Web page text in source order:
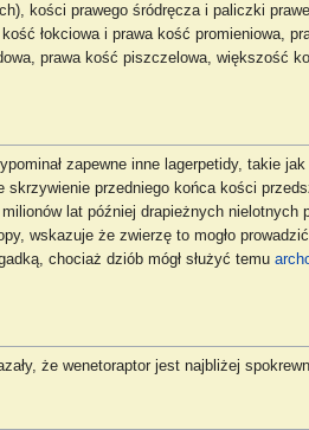
kości prawego śródręcza i paliczki
łokciowa i prawa kość promieniowa,
prawa kość piszczelowa, większość
zapewne inne lagerpetidy, takie jak
przedniego końca kości
lat później drapieżnych nielotnych
wskazuje że zwierzę to mogło
chociaż dziób mógł służyć temu
że wenetoraptor jest najbliżej